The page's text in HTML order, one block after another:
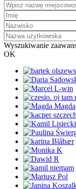
Wyszukiwanie
OK